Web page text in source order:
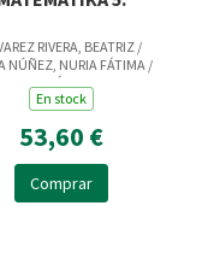
RIVERA, BEATRIZ /
NÚÑEZ, NURIA FÁTIMA /
SÁNCHEZ, ANA
/ CARVAJAL SÁNCHEZ,
LUCÍA ISABEL / FERNÁ
En stock
53,60 €
Comprar